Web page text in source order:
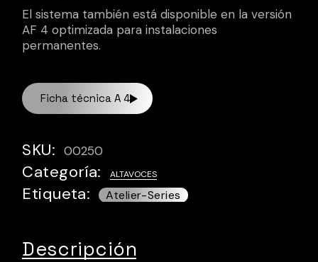
El sistema también está disponible en la versión
AF 4 optimizada para instalaciones
permanentes.
Ficha técnica A 4
SKU: 00250
Categoría: ALTAVOCES
Etiqueta:
Descripción